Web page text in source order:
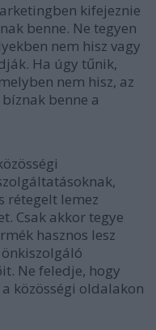
kifejeznie
benne. Ne tegyen
nem hisz vagy
Ha úgy tűnik,
nem hisz, az
benne a
rétegelt lemez
Csak akkor tegye
hasznos lesz
Ne feledje, hogy
közösségi oldalakon